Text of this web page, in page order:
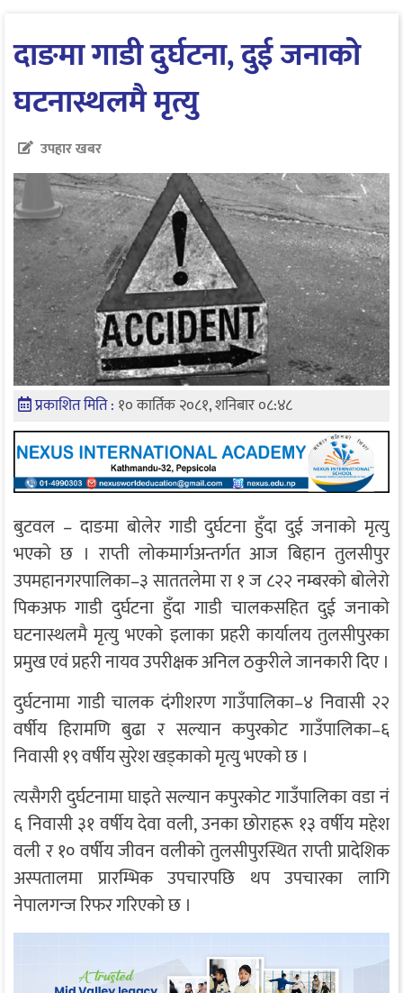
दाङमा गाडी दुर्घटना, दुई जनाको
घटनास्थलमै मृत्यु
उपहार खबर
प्रकाशित मिति : १० कार्तिक २०८१, शनिबार ०८:४८
बुटवल – दाङमा बोलेर गाडी दुर्घटना हुँदा दुई जनाको मृत्यु
भएको छ । राप्ती लोकमार्गअन्तर्गत आज बिहान तुलसीपुर
उपमहानगरपालिका–३ साततलेमा रा १ ज ८२२ नम्बरको बोलेरो
पिकअफ गाडी दुर्घटना हुँदा गाडी चालकसहित दुई जनाको
घटनास्थलमै मृत्यु भएको इलाका प्रहरी कार्यालय तुलसीपुरका
प्रमुख एवं प्रहरी नायव उपरीक्षक अनिल ठकुरीले जानकारी दिए ।
दुर्घटनामा गाडी चालक दंगीशरण गाउँपालिका–४ निवासी २२
वर्षीय हिरामणि बुढा र सल्यान कपुरकोट गाउँपालिका–६
निवासी १९ वर्षीय सुरेश खड्काको मृत्यु भएको छ ।
त्यसैगरी दुर्घटनामा घाइते सल्यान कपुरकोट गाउँपालिका वडा नं
६ निवासी ३१ वर्षीय देवा वली, उनका छोराहरू १३ वर्षीय महेश
वली र १० वर्षीय जीवन वलीको तुलसीपुरस्थित राप्ती प्रादेशिक
अस्पतालमा प्रारम्भिक उपचारपछि थप उपचारका लागि
नेपालगन्ज रिफर गरिएको छ ।